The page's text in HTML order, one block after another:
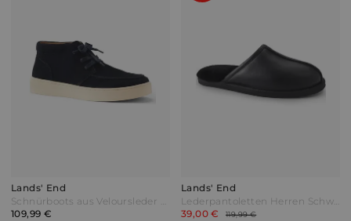
Lands' End
Schnürboots aus Veloursleder Herren Blau by Lands' End
109,99 €
Lands' End
Lederpantoletten Herren Schwarz by Lands' End
39,00 €
119,99 €